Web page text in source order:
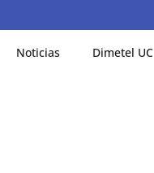
Noticias Dimetel UC